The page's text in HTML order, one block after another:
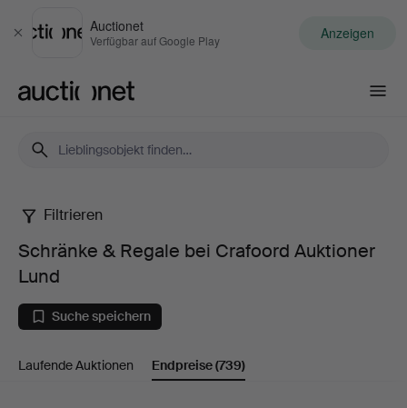
Schließen
Auctionet
Verfügbar auf Google Play Anzeigen
Schränke
Regale
bei
Filtrieren
Schränke & Regale bei Crafoord Auktioner
Lund
Suche speichern
Laufende Auktionen Endpreise(739)